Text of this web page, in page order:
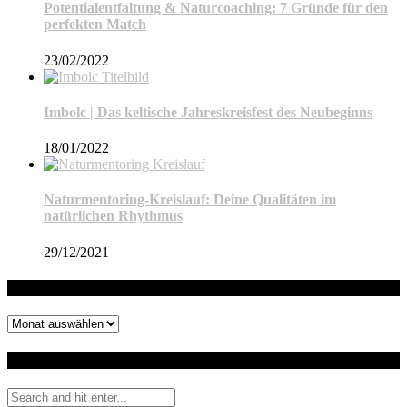
Potentialentfaltung & Naturcoaching: 7 Gründe für den
perfekten Match
23/02/2022
Imbolc | Das keltische Jahreskreisfest des Neubeginns
18/01/2022
Naturmentoring-Kreislauf: Deine Qualitäten im
natürlichen Rhythmus
29/12/2021
Archiv